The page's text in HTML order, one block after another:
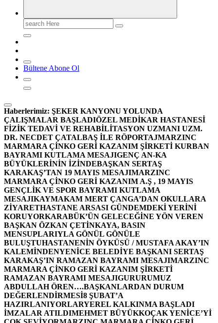
Search
for:
Bültene Abone Ol
Haberlerimiz: ŞEKER KANYONU YOLUNDA
ÇALIŞMALAR BAŞLADIÖZEL MEDİKAR HASTANESİ
FİZİK TEDAVİ VE REHABİLİTASYON UZMANI UZM.
DR. NECDET ÇATALBAŞ İLE RÖPORTAJMARZINC
MARMARA ÇİNKO GERİ KAZANIM ŞİRKETİ KURBAN
BAYRAMI KUTLAMA MESAJIGENÇ AN-KA
BÜYÜKLERİNİN İZİNDEBAŞKAN SERTAŞ
KARAKAŞ’TAN 19 MAYIS MESAJIMARZINC
MARMARA ÇİNKO GERİ KAZANIM A.Ş , 19 MAYIS
GENÇLİK VE SPOR BAYRAMI KUTLAMA
MESAJIKAYMAKAM MERT ÇANGA’DAN OKULLARA
ZİYARETHASTANE ARSASI GÜNDEMDEKİ YERİNİ
KORUYORKARABÜK’ÜN GELECEĞİNE YÖN VEREN
BAŞKAN ÖZKAN ÇETİNKAYA, BASIN
MENSUPLARIYLA GÖNÜL GÖNÜLE
BULUŞTUHASTANENİN ÖYKÜSÜ / MUSTAFA AKAY’IN
KALEMİNDENYENİCE BELEDİYE BAŞKANI SERTAŞ
KARAKAŞ’IN RAMAZAN BAYRAMI MESAJIMARZINC
MARMARA ÇİNKO GERİ KAZANIM ŞİRKETİ
RAMAZAN BAYRAMI MESAJIGURURUMUZ
ABDULLAH ÖREN….BAŞKANLARDAN DURUM
DEĞERLENDİRMESİ8 ŞUBAT’A
HAZIRLANIYORLARYEREL KALKINMA BAŞLADI
İMZALAR ATILDIMEHMET BÜYÜKKOÇAK YENİCE’Yİ